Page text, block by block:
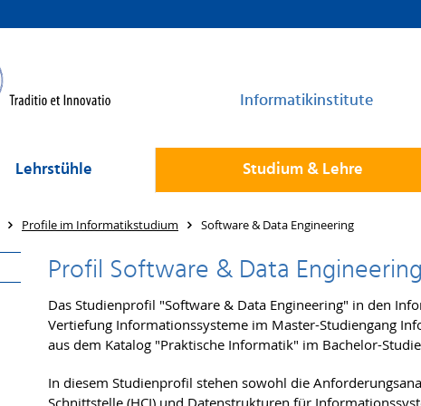
Informatikinstitute
Lehrstühle Studium & Lehre
Profile im Informatikstudium Software & Data Engineering
Profil Software & Data Engineering
Das Studienprofil "Software & Data Engineering" in den
Vertiefung Informationssysteme im Master-Studiengang
aus dem Katalog "Praktische Informatik" im Bachelor-
In diesem Studienprofil stehen sowohl die
Schnittstelle (HCI) und Datenstrukturen für